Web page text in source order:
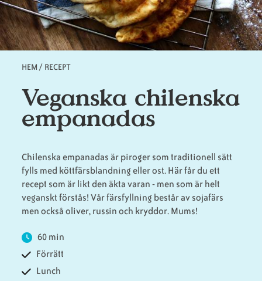
Animaliska
ingredienser
Veganska
konsumentlistor
Vanliga
frågor
Veganska
substitut
Veganska
certifieringar
HEM / RECEPT
Veganska chilenska
empanadas
Chilenska empanadas är piroger som traditionell sätt
fylls med köttfärsblandning eller ost. Här får du ett
recept som är likt den äkta varan - men som är helt
veganskt förstås! Vår färsfyllning består av sojafärs
men också oliver, russin och kryddor. Mums!
60 min
Förrätt
Lunch